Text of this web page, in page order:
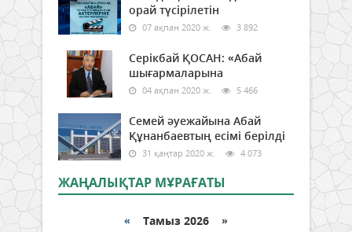
орай түсірілетін
07 ақпан 2020 ж. 3 892
Серікбай ҚОСАН: «Абай
шығармаларына
04 ақпан 2020 ж. 5 466
Семей әуежайына Абай
Құнанбаевтың есімі берілді
31 қаңтар 2020 ж. 4 073
ЖАҢАЛЫҚТАР МҰРАҒАТЫ
« Тамыз 2026 »